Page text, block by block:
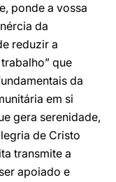
ponde a vossa
da
reduzir a
que
da
em si
gera serenidade,
de Cristo
transmite a
apoiado e